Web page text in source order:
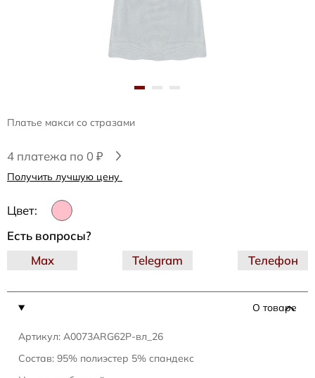
Платье макси со стразами
4 платежа по 0 ₽
Получить лучшую цену
Цвет:
О товаре
Артикул: A0073ARG62P-вл_26
Состав: 95% полиэстер 5% спандекс
Есть вопросы?
Telegram
Max Телефон